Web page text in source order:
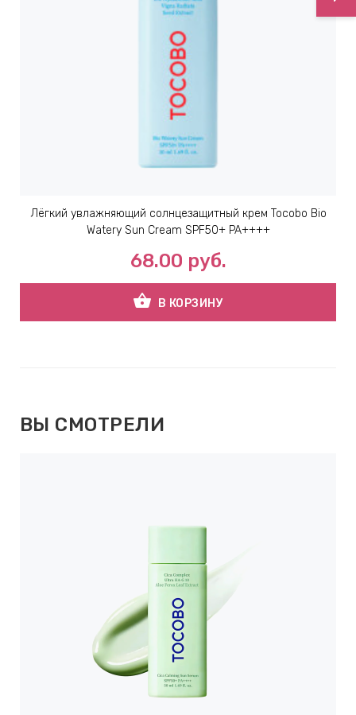
Лёгкий увлажняющий солнцезащитный крем Tocobo Bio
Watery Sun Cream SPF50+ PA++++
68.00 руб.
shopping_basket В КОРЗИНУ
ВЫ СМОТРЕЛИ